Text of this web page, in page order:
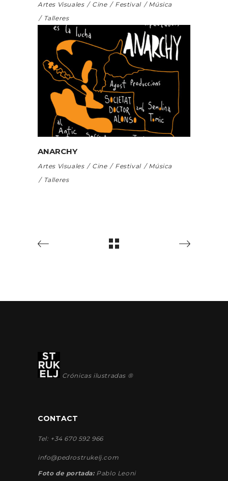
Artes Visuales Cine Festival
Música
Talleres
ANARCHY
Artes Visuales Cine Festival
Música
Talleres
Crónicas ilustradas ®
CONTACT
Tel: +34 670 592 966
info@pedrostrukelj.com
Foto de portada: Pablo Leoni